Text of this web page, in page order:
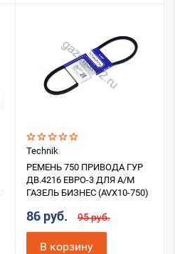
Technik
РЕМЕНЬ 750 ПРИВОДА ГУР
ДВ.4216 ЕВРО-3 ДЛЯ А/М
ГАЗЕЛЬ БИЗНЕС (AVX10-750)
86 руб. 95 руб.
В корзину